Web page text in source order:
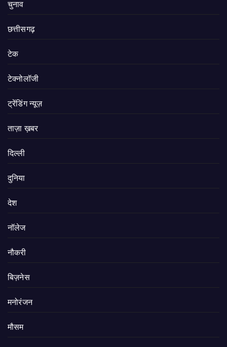
चुनाव
छत्तीसगढ़
टेक
टेक्नोलॉजी
ट्रेंडिंग न्यूज़
ताज़ा ख़बर
दिल्ली
दुनिया
देश
नॉलेज
नौकरी
बिज़नेस
मनोरंजन
मौसम